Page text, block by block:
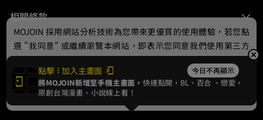
相關條款
聯絡我們
© 2024 gamania Digital Entertainment Co., Ltd.
點擊 加入主畫面 今日不再顯示
將MOJOIN新增至手機主畫面，快速點開，BL、 百合 、戀愛，
原創台灣漫畫、小說線上看！
MOJOIN 採用網站分析技術為您帶來更優質的使用體驗，若您點
選 "我同意" 或繼續瀏覽本網站，即表示您同意我們使用第三方
Cookie，欲瞭解更多資訊請見隱私權政策。
我同意